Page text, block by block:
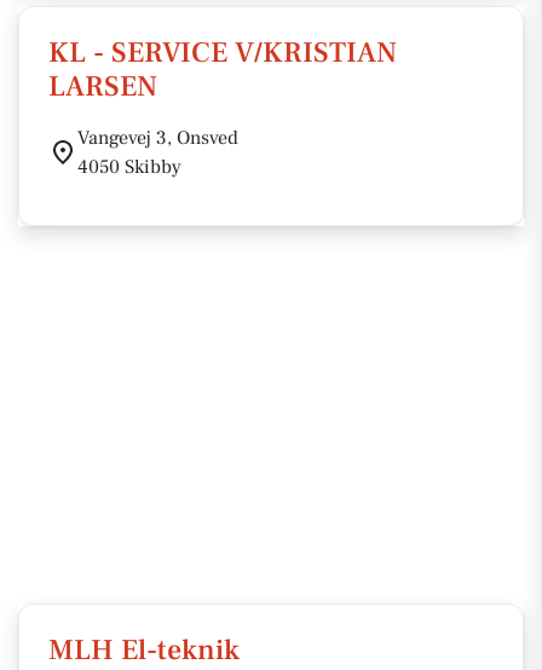
KL - SERVICE V/KRISTIAN
LARSEN
Vangevej 3, Onsved
4050 Skibby
MLH El-teknik